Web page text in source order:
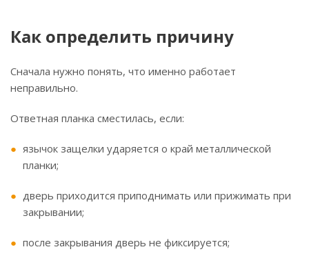
Как определить причину
Сначала нужно понять, что именно работает
неправильно.
Ответная планка сместилась, если:
язычок защелки ударяется о край металлической
планки;
дверь приходится приподнимать или прижимать при
закрывании;
после закрывания дверь не фиксируется;